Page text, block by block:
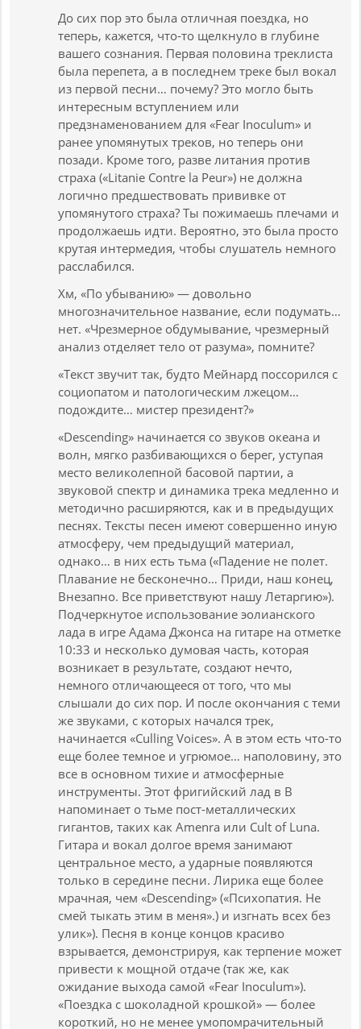
До сих пор это была отличная поездка, но
теперь, кажется, что-то щелкнуло в глубине
вашего сознания. Первая половина треклиста
была перепета, а в последнем треке был вокал
из первой песни… почему? Это могло быть
интересным вступлением или
предзнаменованием для «Fear Inoculum» и
ранее упомянутых треков, но теперь они
позади. Кроме того, разве литания против
страха («Litanie Contre la Peur») не должна
логично предшествовать прививке от
упомянутого страха? Ты пожимаешь плечами и
продолжаешь идти. Вероятно, это была просто
крутая интермедия, чтобы слушатель немного
расслабился.
Хм, «По убыванию» — довольно
многозначительное название, если подумать…
нет. «Чрезмерное обдумывание, чрезмерный
анализ отделяет тело от разума», помните?
«Текст звучит так, будто Мейнард поссорился с
социопатом и патологическим лжецом…
подождите… мистер президент?»
«Descending» начинается со звуков океана и
волн, мягко разбивающихся о берег, уступая
место великолепной басовой партии, а
звуковой спектр и динамика трека медленно и
методично расширяются, как и в предыдущих
песнях. Тексты песен имеют совершенно иную
атмосферу, чем предыдущий материал,
однако… в них есть тьма («Падение не полет.
Плавание не бесконечно… Приди, наш конец,
Внезапно. Все приветствуют нашу Летаргию»).
Подчеркнутое использование эолианского
лада в игре Адама Джонса на гитаре на отметке
10:33 и несколько думовая часть, которая
возникает в результате, создают нечто,
немного отличающееся от того, что мы
слышали до сих пор. И после окончания с теми
же звуками, с которых начался трек,
начинается «Culling Voices». А в этом есть что-то
еще более темное и угрюмое… наполовину, это
все в основном тихие и атмосферные
инструменты. Этот фригийский лад в B
напоминает о тьме пост-металлических
гигантов, таких как Amenra или Cult of Luna.
Гитара и вокал долгое время занимают
центральное место, а ударные появляются
только в середине песни. Лирика еще более
мрачная, чем «Descending» («Психопатия. Не
смей тыкать этим в меня».) и изгнать всех без
улик»). Песня в конце концов красиво
взрывается, демонстрируя, как терпение может
привести к мощной отдаче (так же, как
ожидание выхода самой «Fear Inoculum»).
«Поездка с шоколадной крошкой» — более
короткий, но не менее умопомрачительный